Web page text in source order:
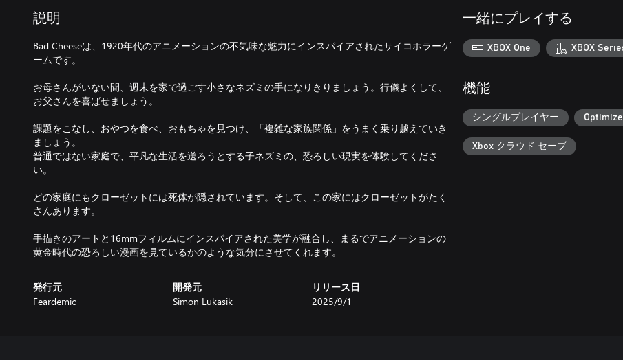
説明
Bad Cheeseは、1920年代のアニメーションの不気味な魅力にインスパイアされたサイコホラーゲ
ームです。
お母さんがいない間、週末を家で過ごす小さなネズミの手になりきりましょう。行儀よくして、
お父さんを喜ばせましょう。
課題をこなし、おやつを食べ、おもちゃを見つけ、「複雑な家族関係」をうまく乗り越えていき
ましょう。
普通ではない家庭で、平凡な生活を送ろうとする子ネズミの、恐ろしい現実を体験してくださ
い。
どの家庭にもクローゼットには死体が隠されています。そして、この家にはクローゼットがたく
さんあります。
手描きのアートと16mmフィルムにインスパイアされた美学が融合し、まるでアニメーションの
黄金時代の恐ろしい漫画を見ているかのような気分にさせてくれます。
発行元
Feardemic
開発元
Simon Lukasik
リリース日
2025/9/1
一緒にプレイする
XBOX One XBOX
機能
シングルプレイヤー
Xbox クラウド セーブ